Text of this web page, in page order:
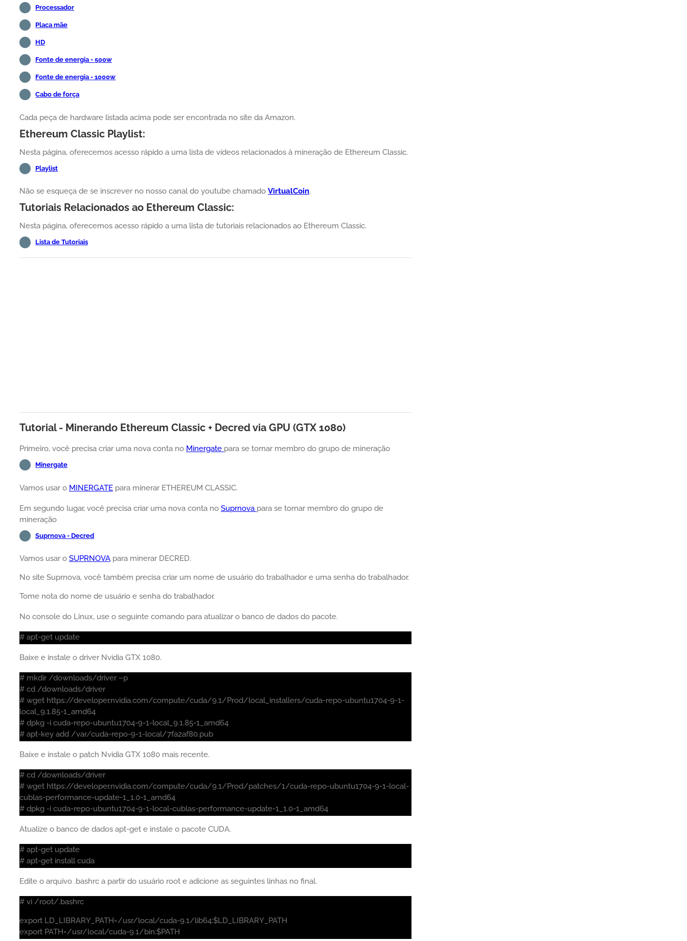
Processador
Placa mãe
HD
Fonte de energia - 500w
Fonte de energia - 1000w
Cabo de força
Cada peça de hardware listada acima pode ser encontrada no site da Amazon.
Ethereum Classic Playlist:
Nesta página, oferecemos acesso rápido a uma lista de vídeos relacionados à mineração de Ethereum Classic.
Playlist
Não se esqueça de se inscrever no nosso canal do youtube chamado VirtualCoin.
Tutoriais Relacionados ao Ethereum Classic:
Nesta página, oferecemos acesso rápido a uma lista de tutoriais relacionados ao Ethereum Classic.
Lista de Tutoriais
Tutorial - Minerando Ethereum Classic + Decred via GPU (GTX 1080)
Primeiro, você precisa criar uma nova conta no Minergate para se tornar membro do grupo de mineração
Minergate
Vamos usar o MINERGATE para minerar ETHEREUM CLASSIC.
Em segundo lugar, você precisa criar uma nova conta no Suprnova para se tornar membro do grupo de
mineração
Suprnova - Decred
Vamos usar o SUPRNOVA para minerar DECRED.
No site Suprnova, você também precisa criar um nome de usuário do trabalhador e uma senha do trabalhador.
Tome nota do nome de usuário e senha do trabalhador.
No console do Linux, use o seguinte comando para atualizar o banco de dados do pacote.
# apt-get update
Baixe e instale o driver Nvidia GTX 1080.
# mkdir /downloads/driver –p
# cd /downloads/driver
# wget https://developer.nvidia.com/compute/cuda/9.1/Prod/local_installers/cuda-repo-ubuntu1704-9-1-
local_9.1.85-1_amd64
# dpkg -i cuda-repo-ubuntu1704-9-1-local_9.1.85-1_amd64
# apt-key add /var/cuda-repo-9-1-local/7fa2af80.pub
Baixe e instale o patch Nvidia GTX 1080 mais recente.
# cd /downloads/driver
# wget https://developer.nvidia.com/compute/cuda/9.1/Prod/patches/1/cuda-repo-ubuntu1704-9-1-local-
cublas-performance-update-1_1.0-1_amd64
# dpkg -i cuda-repo-ubuntu1704-9-1-local-cublas-performance-update-1_1.0-1_amd64
Atualize o banco de dados apt-get e instale o pacote CUDA.
# apt-get update
# apt-get install cuda
Edite o arquivo .bashrc a partir do usuário root e adicione as seguintes linhas no final.
# vi /root/.bashrc
export LD_LIBRARY_PATH=/usr/local/cuda-9.1/lib64:$LD_LIBRARY_PATH
export PATH=/usr/local/cuda-9.1/bin:$PATH